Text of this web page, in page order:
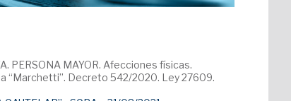
PERSONA MAYOR. Afecciones físicas.
“Marchetti”. Decreto 542/2020. Ley 27609.